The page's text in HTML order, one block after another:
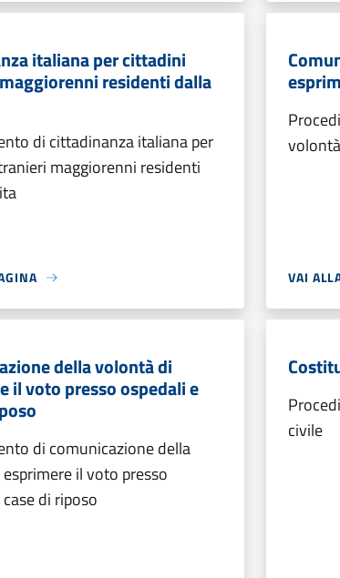
italiana per cittadini
residenti dalla
di cittadinanza italiana per
maggiorenni residenti
VAI
della volontà di
il voto presso ospedali e
di comunicazione della
il voto presso
di riposo
civile